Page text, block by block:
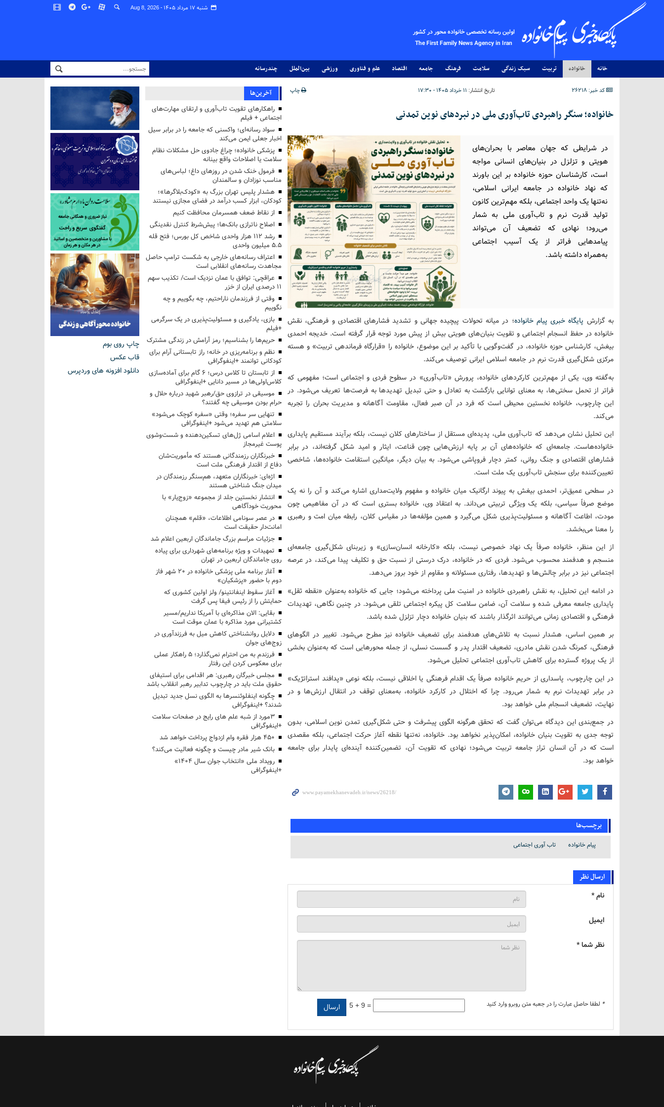
شنبه ۱۷ مرداد ۱۴۰۵ - Aug 8, 2026
اولین رسانه تخصصی خانواده محور در کشور
The First Family News Agency in Iran
خانه خانواده تربیت سبک زندگی سلامت فرهنگ جامعه اقتصاد علم و فناوری ورزشی بین‌الملل چندرسانه
کد خبر: 26218 تاریخ انتشار: ۱۱ خرداد ۱۴۰۵ - ۱۷:۳۰ چاپ
خانواده؛ سنگر راهبردی تاب‌آوری ملی در نبردهای نوین تمدنی
در شرایطی که جهان معاصر با بحران‌های
هویتی و تزلزل در بنیان‌های انسانی مواجه
است، کارشناسان حوزه خانواده بر این باورند
که نهاد خانواده در جامعه ایرانی اسلامی،
نه‌تنها یک واحد اجتماعی، بلکه مهم‌ترین کانون
تولید قدرت نرم و تاب‌آوری ملی به شمار
می‌رود؛ نهادی که تضعیف آن می‌تواند
پیامدهایی فراتر از یک آسیب اجتماعی
به‌همراه داشته باشد.
به گزارش پایگاه خبری پیام خانواده؛ در میانه تحولات پیچیده جهانی و تشدید فشارهای اقتصادی و فرهنگی، نقش
خانواده در حفظ انسجام اجتماعی و تقویت بنیان‌های هویتی بیش از پیش مورد توجه قرار گرفته است. خدیجه احمدی
بیغش، کارشناس حوزه خانواده، در گفت‌وگویی با تأکید بر این موضوع، خانواده را «قرارگاه فرماندهی تربیت» و هسته
مرکزی شکل‌گیری قدرت نرم در جامعه اسلامی ایرانی توصیف می‌کند.
به‌گفته وی، یکی از مهم‌ترین کارکردهای خانواده، پرورش «تاب‌آوری» در سطوح فردی و اجتماعی است؛ مفهومی که
فراتر از تحمل سختی‌ها، به معنای توانایی بازگشت به تعادل و حتی تبدیل تهدیدها به فرصت‌ها تعریف می‌شود. در
این چارچوب، خانواده نخستین محیطی است که فرد در آن صبر فعال، مقاومت آگاهانه و مدیریت بحران را تجربه
می‌کند.
این تحلیل نشان می‌دهد که تاب‌آوری ملی، پدیده‌ای مستقل از ساختارهای کلان نیست، بلکه برآیند مستقیم پایداری
خانواده‌هاست. جامعه‌ای که خانواده‌های آن بر پایه ارزش‌هایی چون قناعت، ایثار و امید شکل گرفته‌اند، در برابر
فشارهای اقتصادی و جنگ روانی، کمتر دچار فروپاشی می‌شود. به بیان دیگر، میانگین استقامت خانواده‌ها، شاخصی
تعیین‌کننده برای سنجش تاب‌آوری یک ملت است.
در سطحی عمیق‌تر، احمدی بیغش به پیوند ارگانیک میان خانواده و مفهوم ولایت‌مداری اشاره می‌کند و آن را نه یک
موضع صرفاً سیاسی، بلکه یک ویژگی تربیتی می‌داند. به اعتقاد وی، خانواده بستری است که در آن مفاهیمی چون
مودت، اطاعت آگاهانه و مسئولیت‌پذیری شکل می‌گیرد و همین مؤلفه‌ها در مقیاس کلان، رابطه میان امت و رهبری
را معنا می‌بخشد.
از این منظر، خانواده صرفاً یک نهاد خصوصی نیست، بلکه «کارخانه انسان‌سازی» و زیربنای شکل‌گیری جامعه‌ای
منسجم و هدفمند محسوب می‌شود. فردی که در خانواده، درک درستی از نسبت حق و تکلیف پیدا می‌کند، در عرصه
اجتماعی نیز در برابر چالش‌ها و تهدیدها، رفتاری مسئولانه و مقاوم از خود بروز می‌دهد.
در ادامه این تحلیل، به نقش راهبردی خانواده در امنیت ملی پرداخته می‌شود؛ جایی که خانواده به‌عنوان «نقطه ثقل»
پایداری جامعه معرفی شده و سلامت آن، ضامن سلامت کل پیکره اجتماعی تلقی می‌شود. در چنین نگاهی، تهدیدات
فرهنگی و اقتصادی زمانی می‌توانند اثرگذار باشند که بنیان خانواده دچار تزلزل شده باشد.
بر همین اساس، هشدار نسبت به تلاش‌های هدفمند برای تضعیف خانواده نیز مطرح می‌شود. تغییر در الگوهای
فرهنگی، کمرنگ شدن نقش مادری، تضعیف اقتدار پدر و گسست نسلی، از جمله محورهایی است که به‌عنوان بخشی
از یک پروژه گسترده برای کاهش تاب‌آوری اجتماعی تحلیل می‌شود.
در این چارچوب، پاسداری از حریم خانواده صرفاً یک اقدام فرهنگی یا اخلاقی نیست، بلکه نوعی «پدافند استراتژیک»
در برابر تهدیدات نرم به شمار می‌رود. چرا که اختلال در کارکرد خانواده، به‌معنای توقف در انتقال ارزش‌ها و در
نهایت، تضعیف انسجام ملی خواهد بود.
در جمع‌بندی این دیدگاه می‌توان گفت که تحقق هرگونه الگوی پیشرفت و حتی شکل‌گیری تمدن نوین اسلامی، بدون
توجه جدی به تقویت بنیان خانواده، امکان‌پذیر نخواهد بود. خانواده، نه‌تنها نقطه آغاز حرکت اجتماعی، بلکه مقصدی
است که در آن انسان تراز جامعه تربیت می‌شود؛ نهادی که تقویت آن، تضمین‌کننده آینده‌ای پایدار برای جامعه
خواهد بود.
برچسب‌ها
پیام خانواده تاب آوری اجتماعی
ارسال نظر
نام *
ایمیل
نظر شما *
* لطفا حاصل عبارت را در جعبه متن روبرو وارد کنید 5 + 9 =
آخرین‌ها
راهکارهای تقویت تاب‌آوری و ارتقای مهارت‌های
اجتماعی + فیلم
سواد رسانه‌ای؛ واکسنی که جامعه را در برابر سیل
اخبار جعلی ایمن می‌کند
پزشکی خانواده؛ چراغ جادوی حل مشکلات نظام
سلامت یا اصلاحات واقع بینانه
فرمول خنک شدن در روزهای داغ؛ لباس‌های
مناسب نوزادان و سالمندان
هشدار پلیس تهران بزرگ به «کودک‌بلاگرها»؛
کودکان، ابزار کسب درآمد در فضای مجازی نیستند
از نقاط ضعف همسرمان محافظت کنیم
اصلاح ناترازی بانک‌ها؛ پیش‌شرط کنترل نقدینگی
رشد ۱۱۲ هزار واحدی شاخص کل بورس؛ فتح قله
۵.۵ میلیون واحدی
اعتراف رسانه‌های خارجی به شکست ترامپ حاصل
مجاهدت رسانه‌های انقلابی است
عراقچی: توافق با عمان نزدیک است/ تکذیب سهم
۱۱ درصدی ایران از خزر
وقتی از فرزندمان ناراحتیم، چه بگوییم و چه
نگوییم
بازی، یادگیری و مسئولیت‌پذیری در یک سرگرمی
+فیلم
حریم‌ها را بشناسیم؛ رمز آرامش در زندگی مشترک
نظم و برنامه‌ریزی در خانه؛ راز تابستانی آرام برای
کودکانی توانمند +اینفوگرافی
از تابستان تا کلاس درس؛ ۶ گام برای آماده‌سازی
کلاس‌اولی‌ها در مسیر دانایی +اینفوگرافی
موسیقی در ترازوی حق/رهبر شهید درباره حلال و
حرام بودن موسیقی چه گفتند؟
تنهایی سر سفره؛ وقتی «سفره کوچک می‌شود»
سلامتی هم تهدید می‌شود +اینفوگرافی
اعلام اسامی ژل‌های تسکین‌دهنده و شست‌وشوی
پوست غیرمجاز
خبرنگاران رزمندگانی هستند که مأموریت‌شان
دفاع از اقتدار فرهنگی ملت است
اژه‌ای: خبرنگاران متعهد، هم‌سنگر رزمندگان در
میدان جنگ شناختی هستند
انتشار نخستین جلد از مجموعه «زوج‌یار» با
محوریت خودآگاهی
در عصر سونامی اطلاعات، «قلم» همچنان
امانت‌دار حقیقت است
جزئیات مراسم بزرگ جاماندگان اربعین اعلام شد
تمهیدات و ویژه برنامه‌های شهرداری برای پیاده
روی جاماندگان اربعین در تهران
آغاز برنامه ملی پزشکی خانواده در ۲۰ شهر فاز
دوم با حضور «پزشکیان»
آغاز سقوط اینفانتینو/ ولز اولین کشوری که
حمایتش را از رئیس فیفا پس گرفت
بقایی: الان مذاکره‌ای با آمریکا نداریم/مسیر
کشتیرانی مورد مذاکره با عمان موقت است
دلایل روانشناختی کاهش میل به فرزندآوری در
زوج‌های جوان
فرزندم به من احترام نمی‌گذارد؛ ۵ راهکار عملی
برای معکوس کردن این رفتار
مجلس خبرگان رهبری: هر اقدامی برای استیفای
حقوق ملت باید در چارچوب تدابیر رهبر انقلاب باشد
چگونه اینفلوئنسرها به الگوی نسل جدید تبدیل
شدند؟ +اینفوگرافی
3مورد از شبه علم های رایج در صفحات سلامت
+اینفوگرافی
۴۵۰ هزار فقره وام ازدواج پرداخت خواهد شد
بانک شیر مادر چیست و چگونه فعالیت می‌کند؟
رویداد ملی «انتخاب جوان سال ۱۴۰۴»
+اینفوگرافی
چاپ روی بوم
قاب عکس
دانلود افزونه های وردپرس